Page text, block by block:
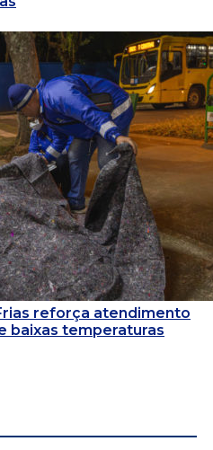
reforça atendimento
baixas temperaturas